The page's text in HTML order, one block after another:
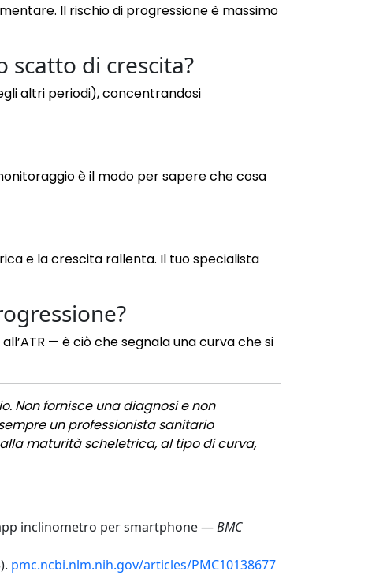
Il rischio di progressione è massimo
di crescita?
altri periodi), concentrandosi
è il modo per sapere che cosa
e la crescita rallenta. Il tuo specialista
— è ciò che segnala una curva che si
Non fornisce una diagnosi e non
un professionista sanitario
maturità scheletrica, al tipo di curva,
inclinometro per smartphone —BMC
pmc.ncbi.nlm.nih.gov/articles/PMC10138677